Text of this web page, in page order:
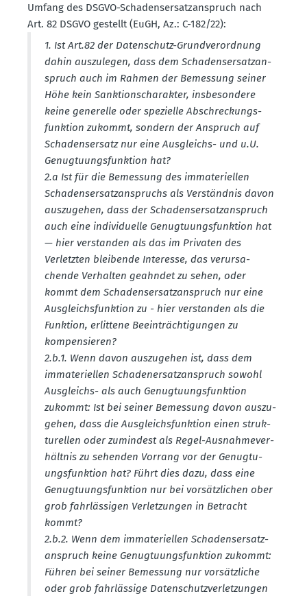
Umfang des DSGVO-Schadens­er­satz­an­spruch nach
Art. 82 DSGVO gestellt (EuGH, Az.: C-182/22):
1. Ist Art.82 der Daten­schutz-Grund­ver­ordnung
dahin auszu­legen, dass dem Schadens­er­satz­an­
spruch auch im Rahmen der Bemessung seiner
Höhe kein Sankti­ons­cha­rakter, insbe­sondere
keine generelle oder spezielle Abschre­ckungs­
funktion zukommt, sondern der Anspruch auf
Schadens­ersatz nur eine Ausgleichs- und u.U.
Genug­tu­ungs­funktion hat?
2.a Ist für die Bemessung des immate­ri­ellen
Schadens­er­satz­an­spruchs als Verständnis davon
auszu­gehen, dass der Schadens­er­satz­an­spruch
auch eine indivi­duelle Genug­tu­ungs­funktion hat
— hier verstanden als das im Privaten des
Verletzten bleibende Interesse, das verur­sa­
chende Verhalten geahndet zu sehen, oder
kommt dem Schadens­er­satz­an­spruch nur eine
Ausgleichs­funktion zu - hier verstanden als die
Funktion, erlittene Beein­träch­ti­gungen zu
kompen­sieren?
2.b.1. Wenn davon auszu­gehen ist, dass dem
immate­ri­ellen Schaden­er­satz­an­spruch sowohl
Ausgleichs- als auch Genug­tu­ungs­funktion
zukommt: Ist bei seiner Bemessung davon auszu­
gehen, dass die Ausgleichs­funktion einen struk­
tu­rellen oder zumindest als Regel-Ausnah­me­ver­
hältnis zu sehenden Vorrang vor der Genug­tu­
ungs­funktion hat? Führt dies dazu, dass eine
Genug­tu­ungs­funktion nur bei vorsätz­lichen ober
grob fahrläs­sigen Verlet­zungen in Betracht
kommt?
2.b.2. Wenn dem immate­ri­ellen Schadens­er­satz­
an­spruch keine Genug­tu­ungs­funktion zukommt:
Führen bei seiner Bemessung nur vorsätz­liche
oder grob fahrlässige Daten­schutz­ver­let­zungen